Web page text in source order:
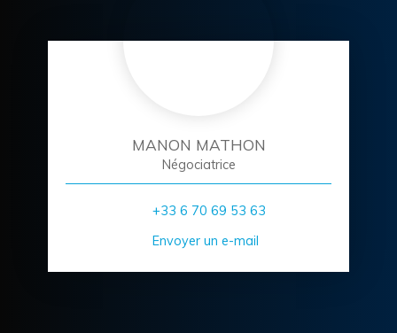
MANON MATHON
Négociatrice
+33 6 70 69 53 63
Envoyer un e-mail